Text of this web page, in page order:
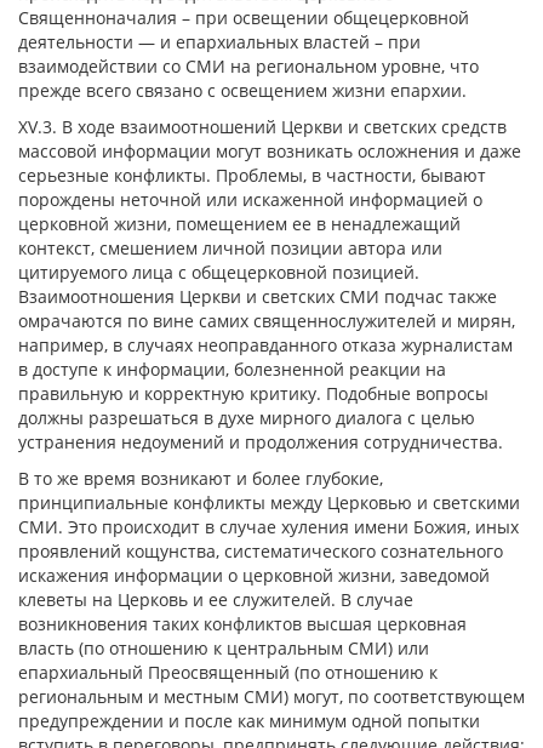
Священноначалия – при освещении общецерковной
деятельности — и епархиальных властей – при
взаимодействии со СМИ на региональном уровне, что
прежде всего связано с освещением жизни епархии.
XV.3. В ходе взаимоотношений Церкви и светских средств
массовой информации могут возникать осложнения и даже
серьезные конфликты. Проблемы, в частности, бывают
порождены неточной или искаженной информацией о
церковной жизни, помещением ее в ненадлежащий
контекст, смешением личной позиции автора или
цитируемого лица с общецерковной позицией.
Взаимоотношения Церкви и светских СМИ подчас также
омрачаются по вине самих священнослужителей и мирян,
например, в случаях неоправданного отказа журналистам
в доступе к информации, болезненной реакции на
правильную и корректную критику. Подобные вопросы
должны разрешаться в духе мирного диалога с целью
устранения недоумений и продолжения сотрудничества.
В то же время возникают и более глубокие,
принципиальные конфликты между Церковью и светскими
СМИ. Это происходит в случае хуления имени Божия, иных
проявлений кощунства, систематического сознательного
искажения информации о церковной жизни, заведомой
клеветы на Церковь и ее служителей. В случае
возникновения таких конфликтов высшая церковная
власть (по отношению к центральным СМИ) или
епархиальный Преосвященный (по отношению к
региональным и местным СМИ) могут, по соответствующем
предупреждении и после как минимум одной попытки